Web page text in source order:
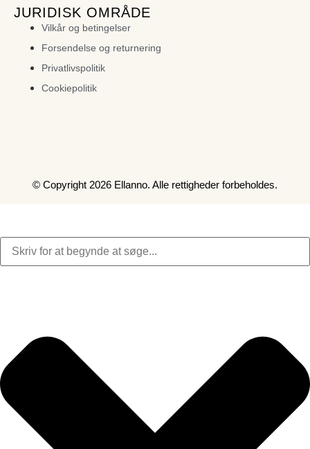
JURIDISK OMRÅDE
Vilkår og betingelser
Forsendelse og returnering
Privatlivspolitik
Cookiepolitik
© Copyright 2026 Ellanno. Alle rettigheder forbeholdes.